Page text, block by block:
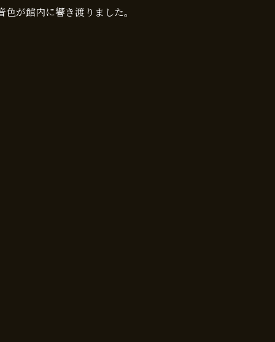
が館内に響き渡りました。